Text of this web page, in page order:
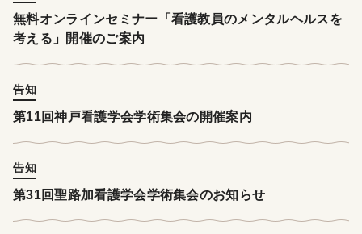
無料オンラインセミナー「看護教員のメンタルヘルスを
考える」開催のご案内
告知
第11回神戸看護学会学術集会の開催案内
告知
第31回聖路加看護学会学術集会のお知らせ